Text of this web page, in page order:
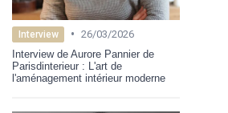
Interview • 26/03/2026
Interview de Aurore Pannier de
Parisdinterieur : L'art de
l'aménagement intérieur moderne